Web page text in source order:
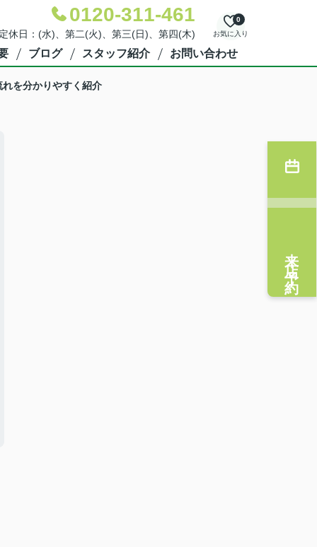
0120-311-461
日：(水)、第二(火)、第三(日)、第四(木) お気に入り
0
ブログ スタッフ紹介 お問い合わせ
を分かりやすく紹介
来店予約